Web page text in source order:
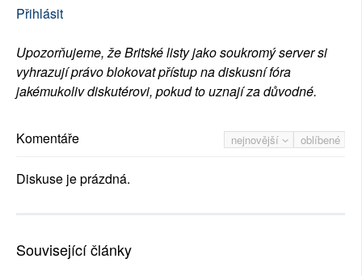
Přihlásit
Upozorňujeme, že Britské listy jako soukromý server si
vyhrazují právo blokovat přístup na diskusní fóra
jakémukoliv diskutérovi, pokud to uznají za důvodné.
nejnovější oblíbené
Komentáře
Diskuse je prázdná.
Související články